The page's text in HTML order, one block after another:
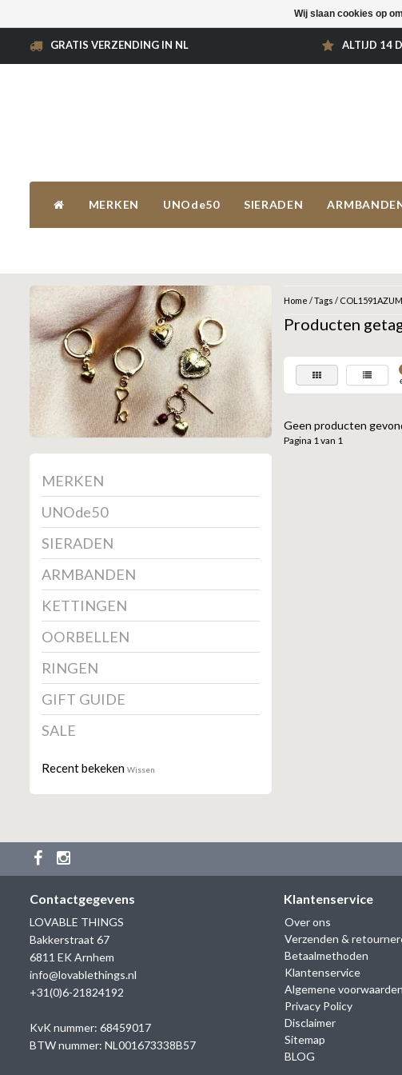
GRATIS VERZENDING IN NL ALTIJD 14
MERKEN UNOde50 SIERADEN
MERKEN
UNOde50
SIERADEN
ARMBANDEN
KETTINGEN
OORBELLEN
RINGEN
GIFT GUIDE
SALE
Recent bekeken Wissen
Home /Tags /
Producten
Geen producten
Pagina 1 van 1
Contactgegevens
LOVABLE THINGS
Bakkerstraat 67
6811 EK Arnhem
info@lovablethings.nl
+31(0)6-21824192
KvK nummer: 68459017
BTW nummer: NL001673338B57
Klantenservice
Over ons
Verzenden &
Betaalmethoden
Klantenservice
Algemene voorwaarden
Privacy Policy
Disclaimer
Sitemap
BLOG
Wij slaan cookies op